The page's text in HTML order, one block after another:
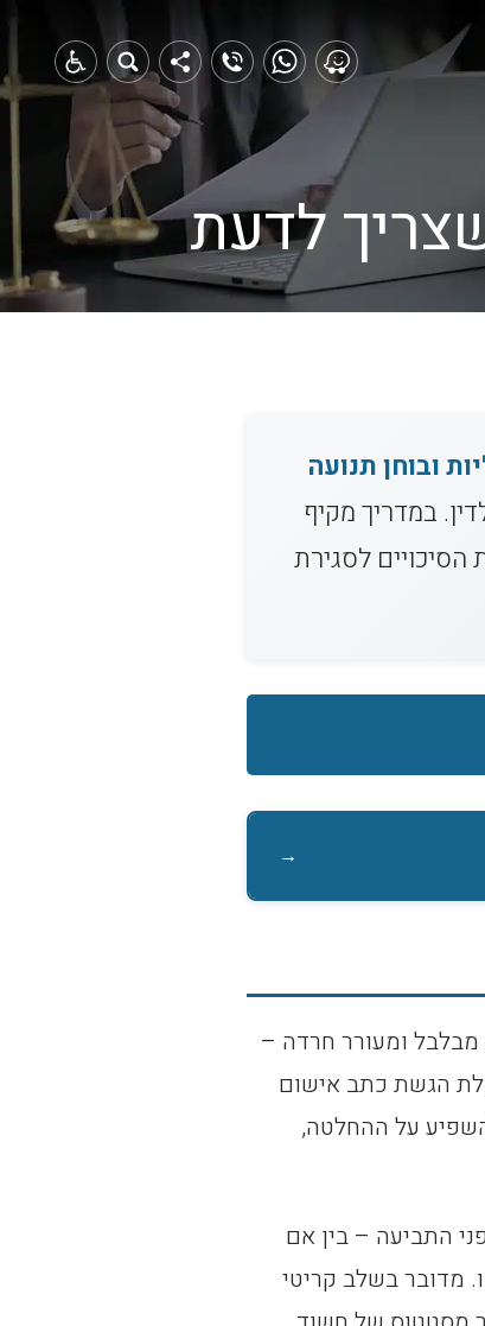
לדעת
פליליות ובוחן תנועה
במדריך מקיף
לסגירת
→
ומעורר חרדה –
הגשת כתב אישום
על ההחלטה,
התביעה – בין אם
מדובר בשלב קריטי